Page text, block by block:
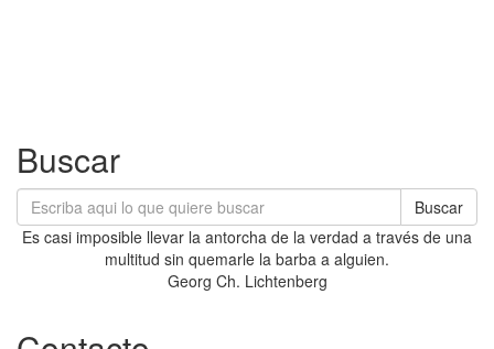
Buscar
Buscar
Es casi imposible llevar la antorcha de la verdad a través de una
multitud sin quemarle la barba a alguien.
Georg Ch. Lichtenberg